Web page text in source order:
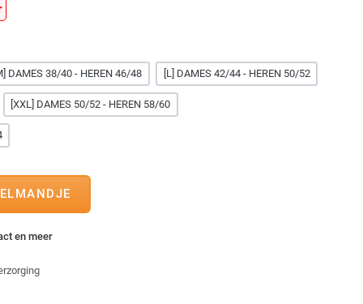
DAMES 38/40 - HEREN 46/48 [L] DAMES 42/44 - HEREN 50/52
[XXL] DAMES 50/52 - HEREN 58/60
en meer